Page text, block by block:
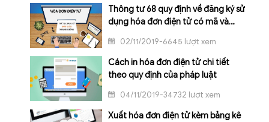
Thông tư 68 quy định về đăng ký sử
dụng hóa đơn điện tử có mã và
02/11/2019-6645 lượt xem
Cách in hóa đơn điện tử chi tiết
theo quy định của pháp luật
04/11/2019-34732 lượt xem
Xuất hóa đơn điện tử kèm bảng kê